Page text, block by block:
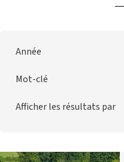
Année
Mot-clé
Afficher les résultats par